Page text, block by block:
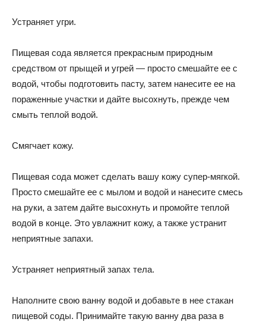
Устраняет угри.
Пищевая сода является прекрасным природным
средством от прыщей и угрей — просто смешайте ее с
водой, чтобы подготовить пасту, затем нанесите ее на
пораженные участки и дайте высохнуть, прежде чем
смыть теплой водой.
Смягчает кожу.
Пищевая сода может сделать вашу кожу супер-мягкой.
Просто смешайте ее с мылом и водой и нанесите смесь
на руки, а затем дайте высохнуть и промойте теплой
водой в конце. Это увлажнит кожу, а также устранит
неприятные запахи.
Устраняет неприятный запах тела.
Наполните свою ванну водой и добавьте в нее стакан
пищевой соды. Принимайте такую ванну два раза в